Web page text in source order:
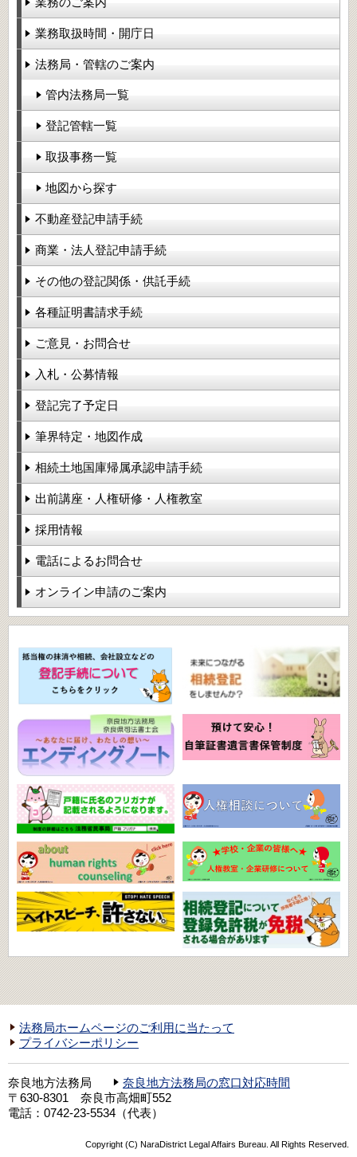
業務取扱時間・開庁日
法務局・管轄のご案内
管内法務局一覧
登記管轄一覧
取扱事務一覧
地図から探す
不動産登記申請手続
商業・法人登記申請手続
その他の登記関係・供託手続
各種証明書請求手続
ご意見・お問合せ
入札・公募情報
登記完了予定日
筆界特定・地図作成
相続土地国庫帰属承認申請手続
出前講座・人権研修・人権教室
採用情報
電話によるお問合せ
オンライン申請のご案内
法務局ホームページのご利用に当たって
プライバシーポリシー
奈良地方法務局
奈良地方法務局の窓口対応時間
〒630-8301 奈良市高畑町552
電話：0742-23-5534（代表）
Copyright (C) NaraDistrict Legal Affairs Bureau. All Rights Reserved.